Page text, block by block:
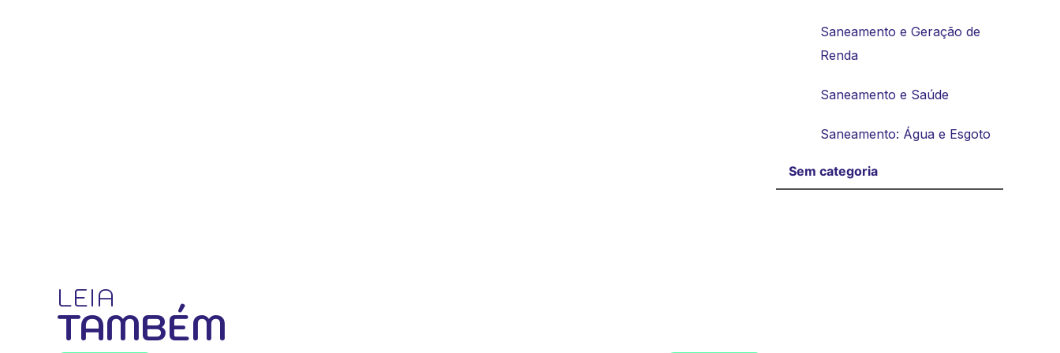
Saneamento e Geração de
Renda
Saneamento e Saúde
Saneamento: Água e Esgoto
Sem categoria
LEIA
TAMBÉM